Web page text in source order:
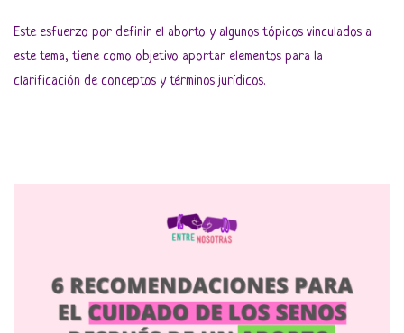
Este esfuerzo por definir el aborto y algunos tópicos vinculados a
este tema, tiene como objetivo aportar elementos para la
clarificación de conceptos y términos jurídicos.